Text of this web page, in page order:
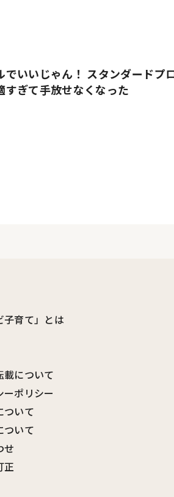
でいいじゃん！ スタンダードプ
すぎて手放せなくなった
子育て」とは
載について
ーポリシー
ついて
ついて
せ
正